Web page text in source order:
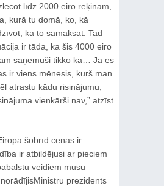
līdz 2000 eiro rēķinam,
kurā tu domā, ko, kā
kā to samaksāt. Tad
ir tāda, ka šis 4000 eiro
saņēmuši tikko kā… Ja es
ir viens mēnesis, kurš man
atrastu kādu risinājumu,
vienkārši nav,” atzīst
šobrīd cenas ir
ir atbildējusi ar pieciem
veidiem mūsu
prezidents